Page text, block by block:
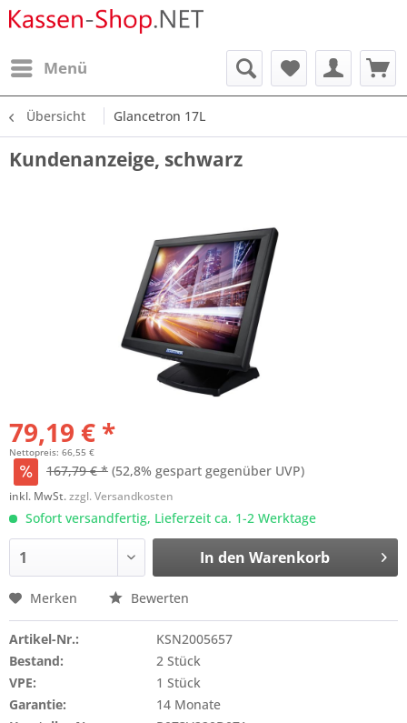
Menü
Übersicht Glancetron 17L
Kundenanzeige, schwarz
79,19 € *
Nettopreis: 66,55 €
167,79 € * (52,8% gespart gegenüber UVP)
inkl. MwSt.zzgl. Versandkosten
Sofort versandfertig, Lieferzeit ca. 1-2 Werktage
In den Warenkorb
Merken Bewerten
Artikel-Nr.:
KSN2005657
Bestand:
2 Stück
VPE:
1 Stück
Garantie:
14 Monate